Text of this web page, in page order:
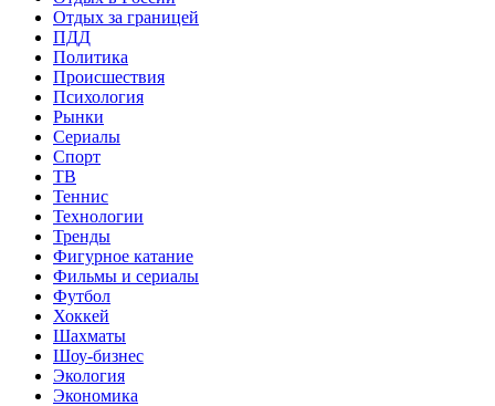
Отдых за границей
ПДД
Политика
Происшествия
Психология
Рынки
Сериалы
Спорт
ТВ
Теннис
Технологии
Тренды
Фигурное катание
Фильмы и сериалы
Футбол
Хоккей
Шахматы
Шоу-бизнес
Экология
Экономика